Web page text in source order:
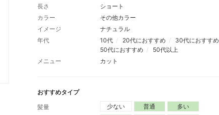
長さ
ショート
カラー
その他カラー
イメージ
ナチュラル
年代
10代 20代におすすめ 30代におすすめ
50代におすすめ
50代以上
メニュー
カット
おすすめタイプ
髪量
少ない 普通
多い